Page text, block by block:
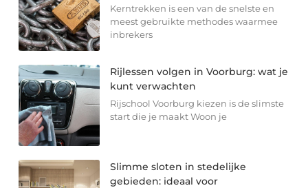
Kerntrekken is een van de snelste en
meest gebruikte methodes waarmee
inbrekers
Rijlessen volgen in Voorburg: wat je
kunt verwachten
Rijschool Voorburg kiezen is de slimste
start die je maakt Woon je
Slimme sloten in stedelijke
gebieden: ideaal voor